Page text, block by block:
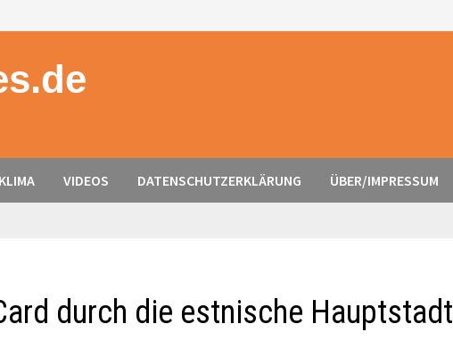
KLIMA VIDEOS DATENSCHUTZERKLÄRUNG ÜBER/IMPRESSUM
durch die estnische Hauptstadt